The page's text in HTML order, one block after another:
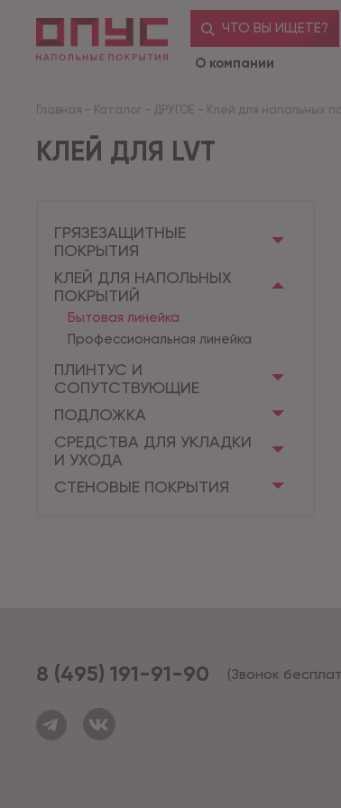
ЧТО ВЫ ИЩЕТЕ?
О компании
Главная - Каталог - ДРУГОЕ - Клей для напольных
КЛЕЙ ДЛЯ LVT
ГРЯЗЕЗАЩИТНЫЕ
ПОКРЫТИЯ
КЛЕЙ ДЛЯ НАПОЛЬНЫХ
ПОКРЫТИЙ
Бытовая линейка
Профессиональная линейка
ПЛИНТУС И
СОПУТСТВУЮЩИЕ
ПОДЛОЖКА
СРЕДСТВА ДЛЯ УКЛАДКИ
И УХОДА
СТЕНОВЫЕ ПОКРЫТИЯ
8 (495) 191-91-90 (Звонок